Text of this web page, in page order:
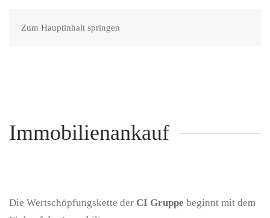
Zum Hauptinhalt springen
Immobilien­ankauf
Die Wertschöpfungskette der CI Gruppe beginnt mit dem